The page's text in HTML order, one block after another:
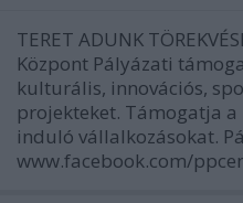
TERET ADUNK
Központ Pályázati
kulturális, innovációs,
projekteket. Támogatja a
induló vállalkozásokat.
www.facebook.com/